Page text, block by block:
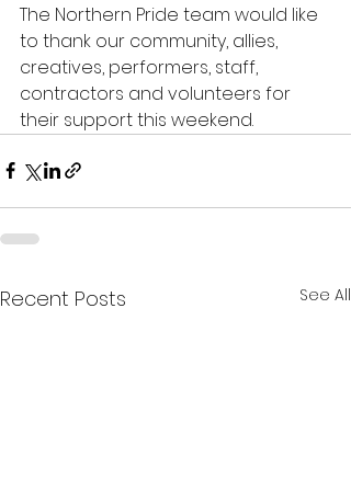
The Northern Pride team would like
to thank our community, allies,
creatives, performers, staff,
contractors and volunteers for
their support this weekend.
Recent Posts See All